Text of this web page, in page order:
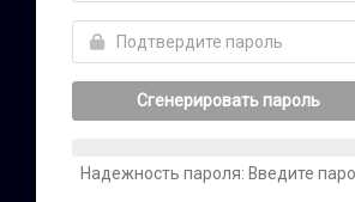
Сгенерировать пароль
Надежность пароля: Введите